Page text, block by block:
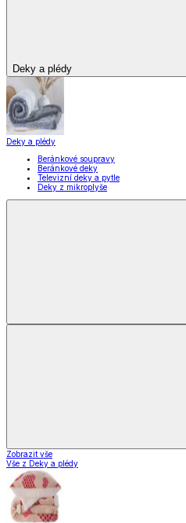
Deky a plédy
Deky a plédy
Beránkové soupravy
Beránkové deky
Televizní deky a pytle
Deky z mikroplyše
Zobrazit vše
Vše z Deky a plédy